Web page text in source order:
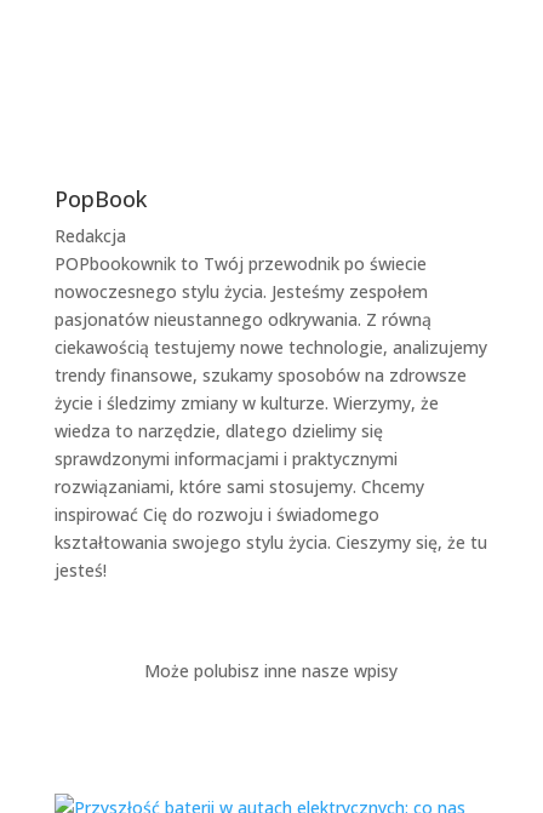
PopBook
Redakcja
POPbookownik to Twój przewodnik po świecie
nowoczesnego stylu życia. Jesteśmy zespołem
pasjonatów nieustannego odkrywania. Z równą
ciekawością testujemy nowe technologie, analizujemy
trendy finansowe, szukamy sposobów na zdrowsze
życie i śledzimy zmiany w kulturze. Wierzymy, że
wiedza to narzędzie, dlatego dzielimy się
sprawdzonymi informacjami i praktycznymi
rozwiązaniami, które sami stosujemy. Chcemy
inspirować Cię do rozwoju i świadomego
kształtowania swojego stylu życia. Cieszymy się, że tu
jesteś!
Może polubisz inne nasze wpisy